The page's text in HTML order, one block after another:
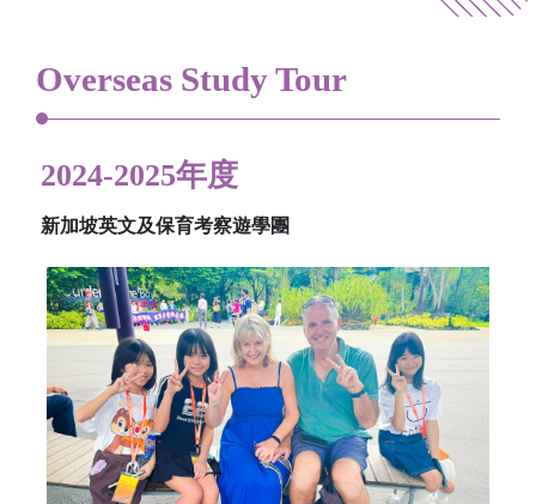
Overseas Study Tour
2024-2025年度
新加坡英文及保育考察遊學團